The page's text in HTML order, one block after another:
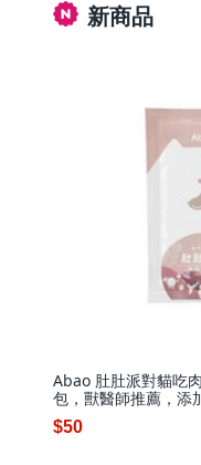
新商品
Abao 肚肚派對貓吃
包，獸醫師推薦，添
肚肚派對-貓吃肉貓糧
$50